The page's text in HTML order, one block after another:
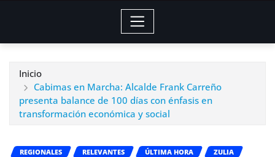
Inicio
Cabimas en Marcha: Alcalde Frank Carreño
presenta balance de 100 días con énfasis en
transformación económica y social
REGIONALES RELEVANTES ÚLTIMA HORA ZULIA